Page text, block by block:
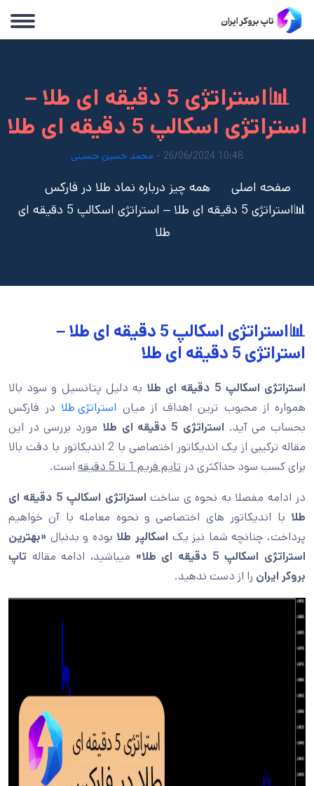
📊استراتژی 5 دقیقه ای طلا –
استراتژی اسکالپ 5 دقیقه ای طلا
10:48 26/06/2024 - محمد حسین حسینی
صفحه اصلی
همه چیز درباره نماد طلا در فارکس
📊استراتژی 5 دقیقه ای طلا – استراتژی اسکالپ 5 دقیقه ای
طلا
📊استراتژی اسکالپ 5 دقیقه ای طلا –
استراتژی 5 دقیقه ای طلا
استراتژی اسکالپ 5 دقیقه ای طلا
به دلیل پتانسیل و سود بالا
همواره از محبوب ترین اهداف از میان استراتژی طلا در فارکس
بحساب می آید. استراتژی 5 دقیقه ای طلا
مورد بررسی در این
مقاله ترکیبی از یک اندیکاتور اختصاصی با 2 اندیکاتور با دقت بالا
برای کسب سود حداکثری در تایم فریم 1 تا 5 دقیقه
است.
در ادامه مفصلا به نحوه ی ساخت
استراتژی اسکالپ 5 دقیقه ای
طلا با اندیکاتور های اختصاصی و نحوه معامله با آن خواهیم
پرداخت. چنانچه شما نیز یک اسکالپر طلا بوده و بدنبال «بهترین
استراتژی اسکالپ 5 دقیقه ای طلا»
میباشید، ادامه مقاله تاپ
بروکر ایران را از دست ندهید.